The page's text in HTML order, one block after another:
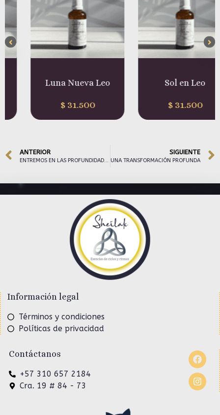
Luna Nueva Leo
31.500
Sol en Leo
31.500
ANTERIOR
ENTREMOS EN LAS PROFUNDIDADES DE ESCORPIÓN
SIGUIENTE
UNA TRANSFORMACIÓN PROFUNDA
Información legal
Términos y condiciones
Políticas de privacidad
Contáctanos
+57 310 657 2184
Cra. 19 # 84 - 73